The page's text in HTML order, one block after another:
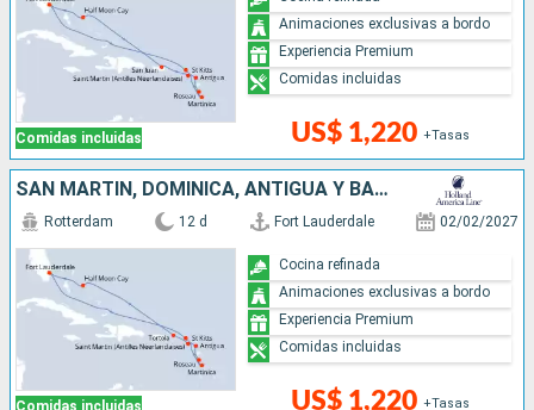
Comidas incluidas US$ 1,220 +Tasas
Animaciones exclusivas a bordo
Experiencia Premium
Comidas incluidas
SAN MARTÍN, DOMINICA, ANTIGUA Y BARBUDA, BAHAMAS, ESTADOS UNIDOS
Rotterdam 12 d Fort Lauderdale 02/02/2027
US$ 1,220 +Tasas
Cocina refinada
Animaciones exclusivas a bordo
Experiencia Premium
Comidas incluidas